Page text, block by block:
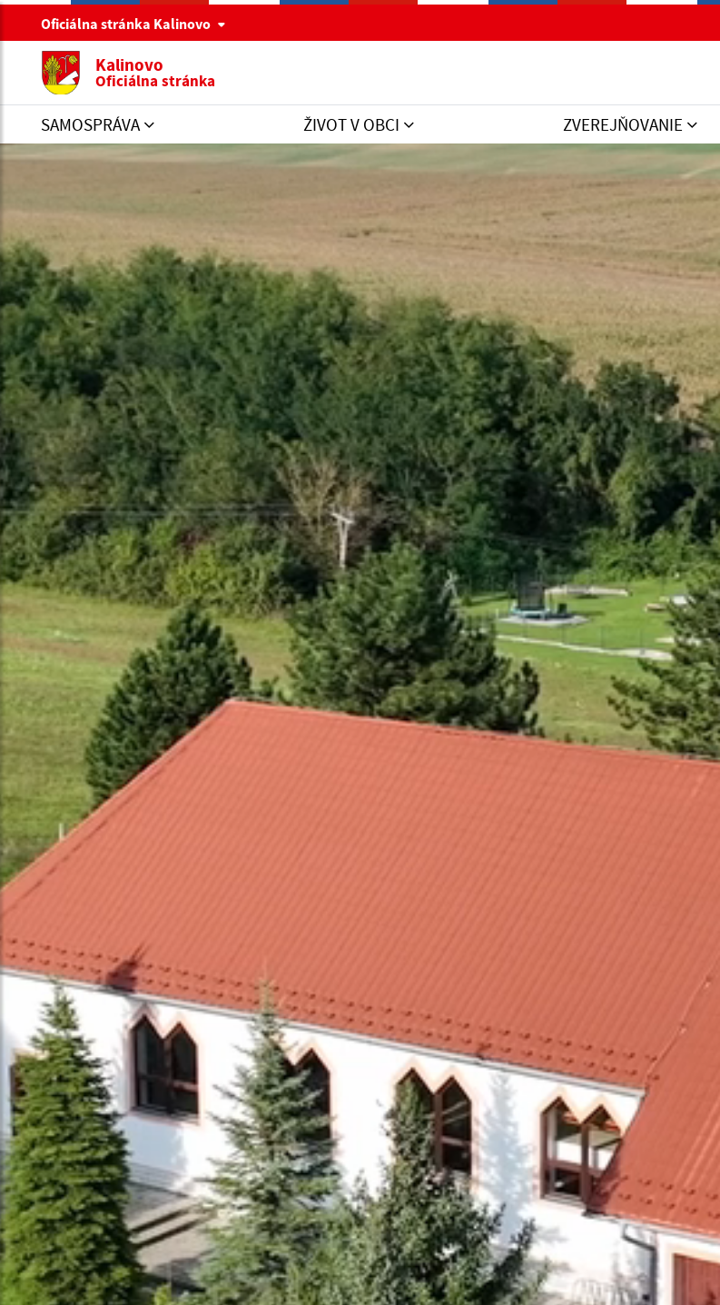
Oficiálna stránka Kalinovo
Kalinovo
Oficiálna stránka
SAMOSPRÁVA ŽIVOT V OBCI ZVEREJŇOVANIE